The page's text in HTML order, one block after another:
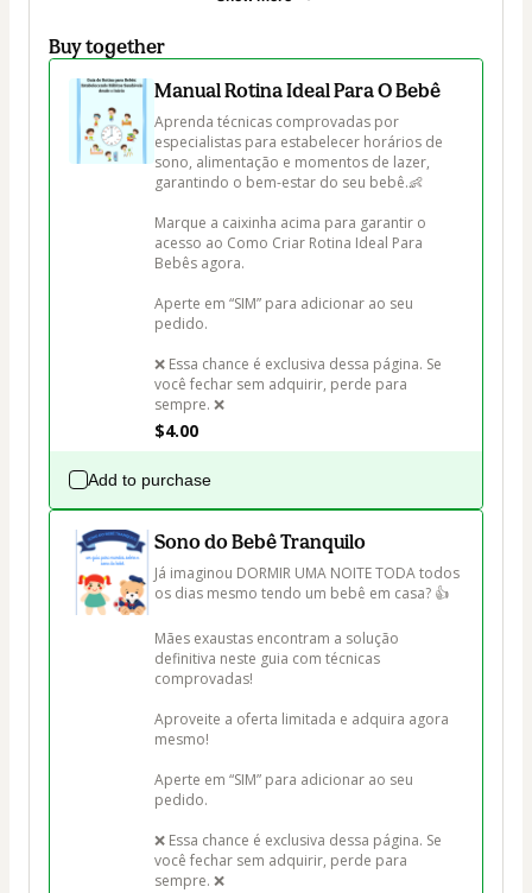
Buy together
Manual Rotina Ideal Para O Bebê
Aprenda técnicas comprovadas por
especialistas para estabelecer horários de
sono, alimentação e momentos de lazer,
garantindo o bem-estar do seu bebê.👶
Marque a caixinha acima para garantir o
acesso ao Como Criar Rotina Ideal Para
Bebês agora.
Aperte em “SIM” para adicionar ao seu
pedido.
❌ Essa chance é exclusiva dessa página. Se
você fechar sem adquirir, perde para
sempre. ❌
$4.00
Add to purchase
Sono do Bebê Tranquilo
Já imaginou DORMIR UMA NOITE TODA todos
os dias mesmo tendo um bebê em casa? 👍
Mães exaustas encontram a solução
definitiva neste guia com técnicas
comprovadas!
Aproveite a oferta limitada e adquira agora
mesmo!
Aperte em “SIM” para adicionar ao seu
pedido.
❌ Essa chance é exclusiva dessa página. Se
você fechar sem adquirir, perde para
sempre. ❌